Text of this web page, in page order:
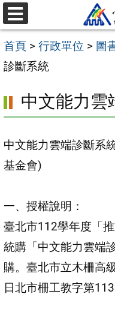
跳
至
主
要
容
選
單
首頁 > 行政單位 > 圖
診斷系統
中文能力雲
中文能力雲端診斷系
基金會)
一、授權說明：
臺北市112學年度「
統購「中文能力雲端
購。臺北市立木柵高
日北市柵工教字第